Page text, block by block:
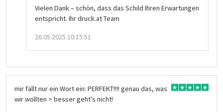
Vielen Dank – schön, dass das Schild Ihren Erwartungen
entspricht. Ihr druck.at Team
26.05.2025 10:15:51
mir fällt nur ein Wort ein: PERFEKT!!!! genau das, was
wir wollten > besser geht's nicht!